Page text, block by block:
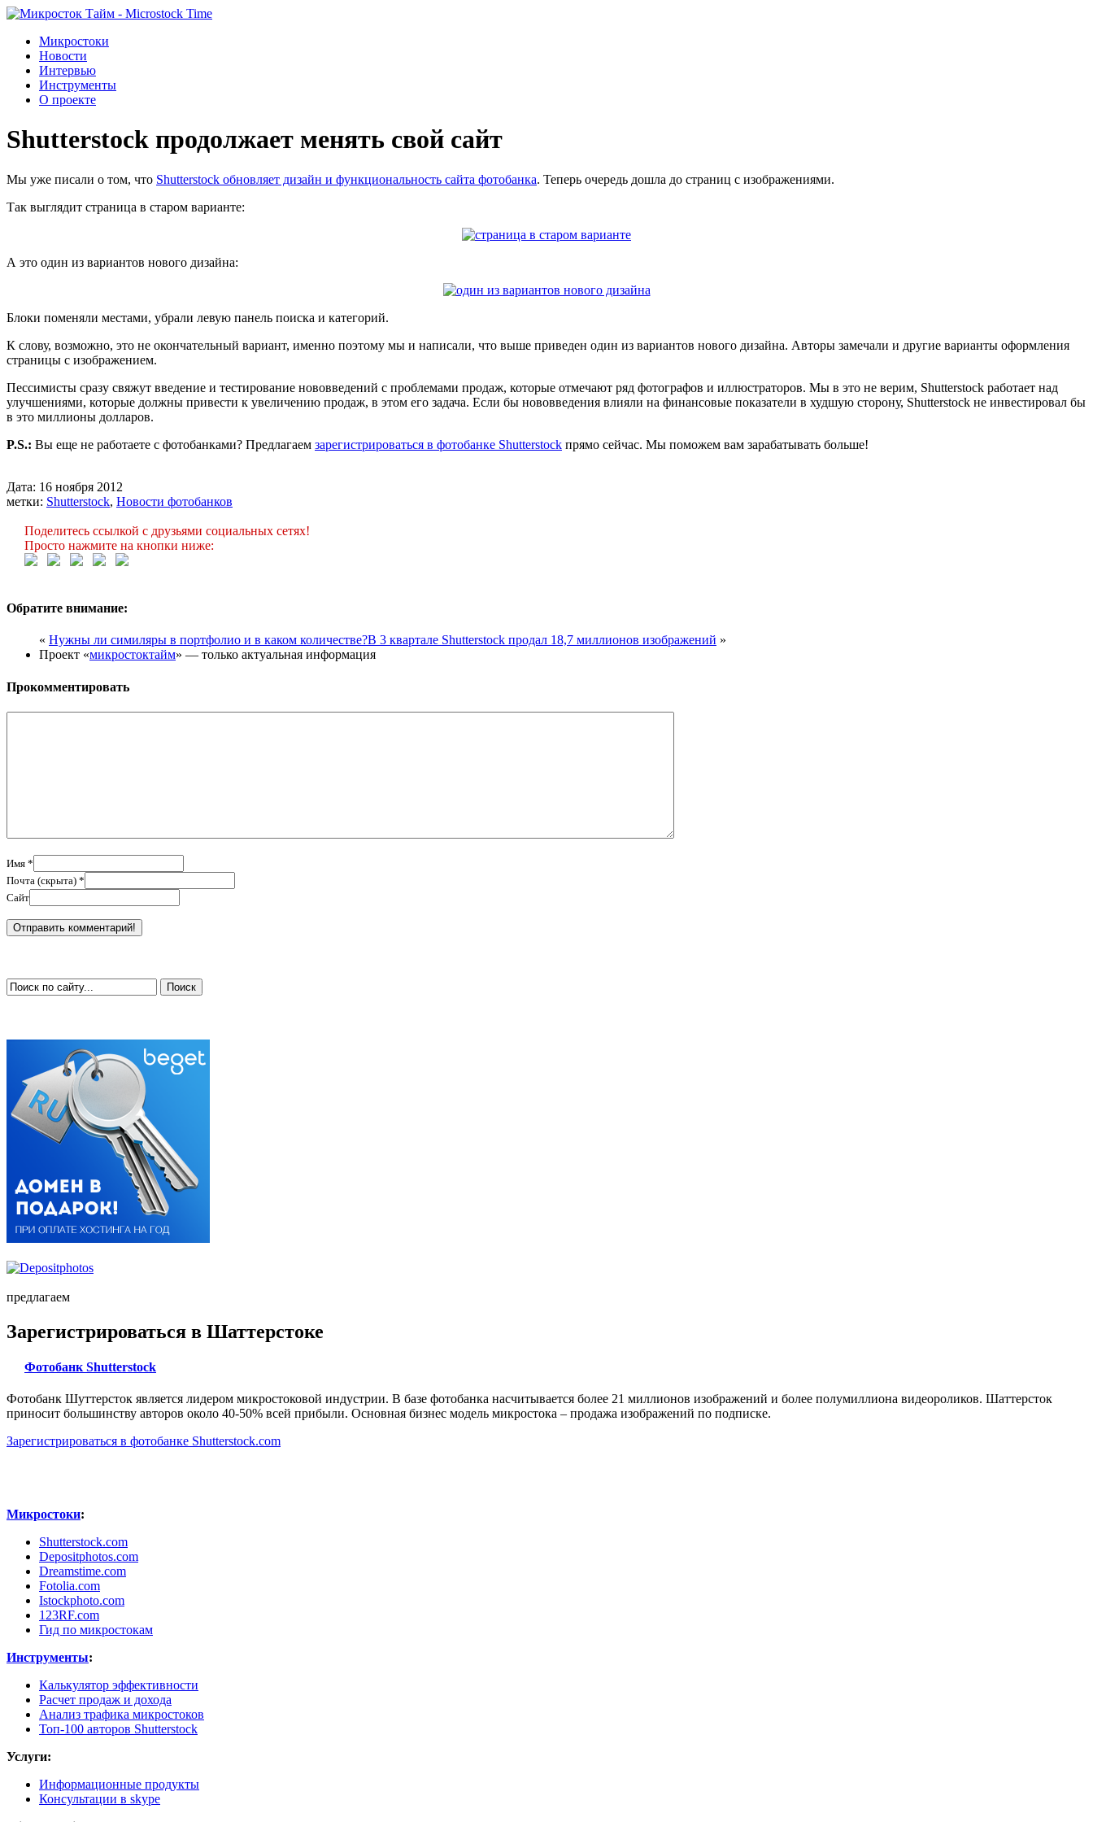
Микростоки
Новости
Интервью
Инструменты
О проекте
Shutterstock продолжает менять свой сайт
Мы уже писали о том, что Shutterstock обновляет дизайн и функциональность сайта фотобанка. Теперь очередь дошла до страниц с изображениями.
Так выглядит страница в старом варианте:
А это один из вариантов нового дизайна:
Блоки поменяли местами, убрали левую панель поиска и категорий.
К слову, возможно, это не окончательный вариант, именно поэтому мы и написали, что выше приведен один из вариантов нового дизайна. Авторы замечали и другие варианты оформления
страницы с изображением.
Пессимисты сразу свяжут введение и тестирование нововведений с проблемами продаж, которые отмечают ряд фотографов и иллюстраторов. Мы в это не верим, Shutterstock работает над
улучшениями, которые должны привести к увеличению продаж, в этом его задача. Если бы нововведения влияли на финансовые показатели в худшую сторону, Shutterstock не инвестировал бы
в это миллионы долларов.
P.S.: Вы еще не работаете с фотобанками? Предлагаем зарегистрироваться в фотобанке Shutterstock прямо сейчас. Мы поможем вам зарабатывать больше!
Дата: 16 ноября 2012
метки: Shutterstock, Новости фотобанков
Поделитесь ссылкой с друзьями социальных сетях!
Просто нажмите на кнопки ниже:
Обратите внимание:
« Нужны ли симиляры в портфолио и в каком количестве?В 3 квартале Shutterstock продал 18,7 миллионов изображений »
Проект «микростоктайм» — только актуальная информация
Прокомментировать
Имя *
Почта (скрыта) *
Сайт
предлагаем
Зарегистрироваться в Шаттерстоке
Фотобанк Shutterstock
Фотобанк Шуттерсток является лидером микростоковой индустрии. В базе фотобанка насчитывается более 21 миллионов изображений и более полумиллиона видеороликов. Шаттерсток
приносит большинству авторов около 40-50% всей прибыли. Основная бизнес модель микростока – продажа изображений по подписке.
Зарегистрироваться в фотобанке Shutterstock.com
Микростоки:
Shutterstock.com
Depositphotos.com
Dreamstime.com
Fotolia.com
Istockphoto.com
123RF.com
Гид по микростокам
Инструменты:
Калькулятор эффективности
Расчет продаж и дохода
Анализ трафика микростоков
Топ-100 авторов Shutterstock
Услуги:
Информационные продукты
Консультации в skype